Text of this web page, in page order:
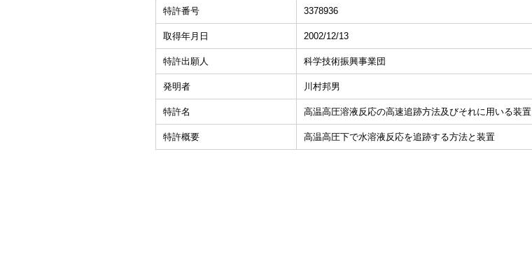
特許番号 3378936
取得年月日 2002/12/13
特許出願人 科学技術振興事業団
発明者 川村邦男
特許名 高温高圧溶液反応の高速追跡方法及びそれに用いる装置
特許概要 高温高圧下で水溶液反応を追跡する方法と装置